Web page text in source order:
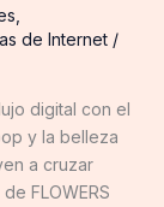
de Internet /
digital con el
y la belleza
a cruzar
FLOWERS